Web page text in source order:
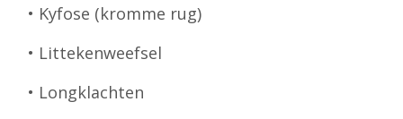
• Kyfose (kromme rug)
• Littekenweefsel
• Longklachten